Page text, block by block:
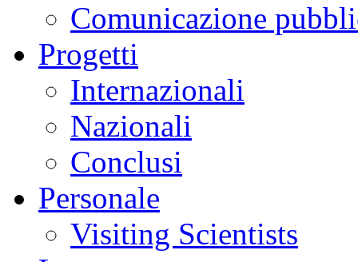
Comunicazione
Progetti
Internazionali
Nazionali
Conclusi
Personale
Visiting Scientists